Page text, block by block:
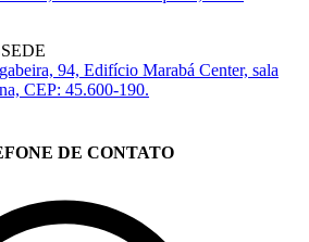
94, Edifício Marabá Center, sala
CEP: 45.600-190.
DE CONTATO